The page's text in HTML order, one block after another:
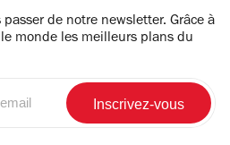
de notre newsletter. Grâce à
monde les meilleurs plans du